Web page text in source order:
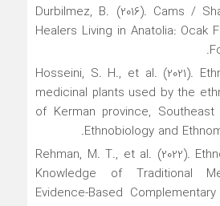
Durbilmez, B. (2016). Cams /
Healers Living in Anatolia: Ocak
Hosseini, S. H., et al. (2021).
medicinal plants used by the
of Kerman province,
Ethnobiology and
Rehman, M. T., et al. (2022).
Knowledge of Traditional
Evidence-Based